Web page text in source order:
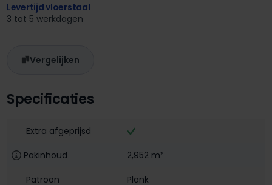
Specificaties
Extra afgeprijsd
Pakinhoud
2,952 m²
Patroon
Plank
Levertijd vloerstaal
3 tot 5 werkdagen
Vergelijken